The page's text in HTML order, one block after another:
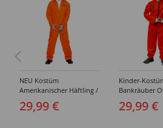
NEU Kostüm
Amerikanischer Häftling /
- verschiedene Größen
29,99 €
Kinder-
Bankräuber
29,99 €